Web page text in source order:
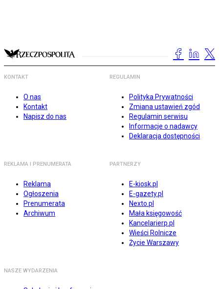
KONTAKT
O nas
Kontakt
Napisz do nas
REGULAMIN
Polityka Prywatności
Zmiana ustawień zgód
Regulamin serwisu
Informacje o nadawcy
Deklaracja dostępności
REKLAMA I PRENUMERATA
Reklama
Ogłoszenia
Prenumerata
Archiwum
PARTNERZY
E-kiosk.pl
E-gazety.pl
Nexto.pl
Mała księgowość
Kancelarierp.pl
Wieści Rolnicze
Życie Warszawy
NASZE WYDARZENIA